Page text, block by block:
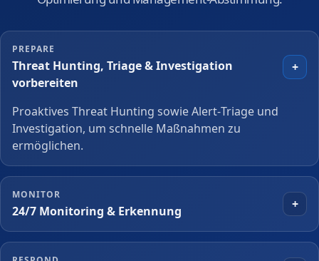
PREPARE
Threat Hunting, Triage & Investigation
vorbereiten
+
Proaktives Threat Hunting sowie Alert‑Triage und
Investigation, um schnelle Maßnahmen zu
ermöglichen.
MONITOR
24/7 Monitoring & Erkennung +